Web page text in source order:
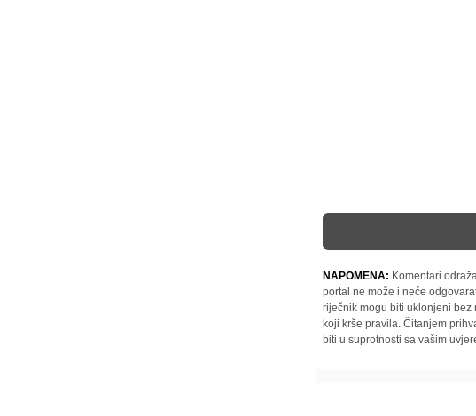
NAPOMENA: Komentari
portal ne može i neće
riječnik mogu biti uklonjeni bez
koji krše pravila. Čitanjem
biti u suprotnosti sa vašim